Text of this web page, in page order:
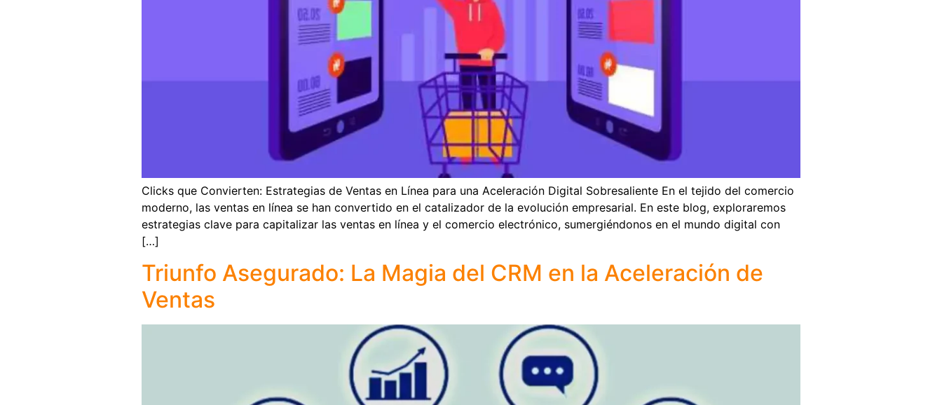
Clicks que Convierten: Estrategias de Ventas en Línea para una Aceleración Digital Sobresaliente En el tejido del comercio
moderno, las ventas en línea se han convertido en el catalizador de la evolución empresarial. En este blog, exploraremos
estrategias clave para capitalizar las ventas en línea y el comercio electrónico, sumergiéndonos en el mundo digital con
[…]
Triunfo Asegurado: La Magia del CRM en la Aceleración de
Ventas